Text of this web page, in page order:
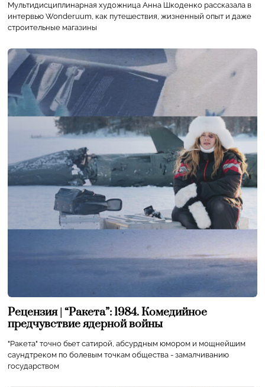
Мультидисциплинарная художница Анна Шкоденко рассказала в
интервью Wonderuum, как путешествия, жизненный опыт и даже
строительные магазины
Рецензия | “Ракета”: 1984. Комедийное
предчувствие ядерной войны
"Ракета" точно бьет сатирой, абсурдным юмором и мощнейшим
саундтреком по болевым точкам общества - замалчиванию
государством